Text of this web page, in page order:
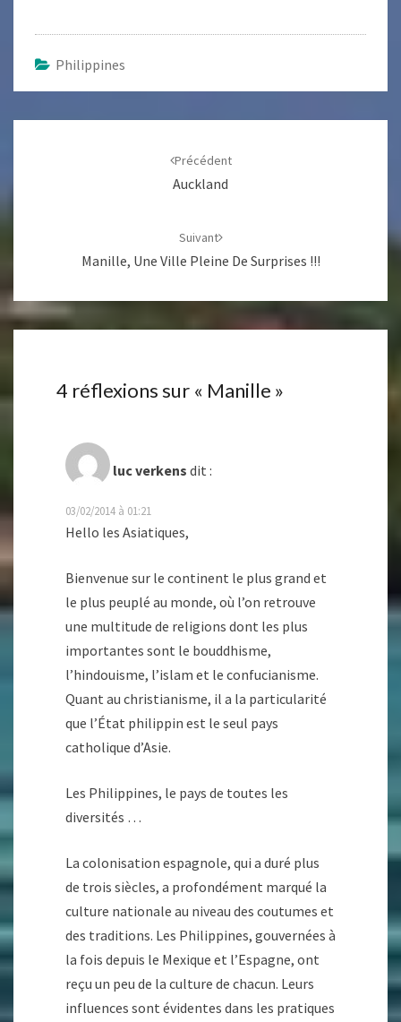
Philippines
Précédent
Auckland
Suivant
Manille, Une Ville Pleine De Surprises !!!
4 réflexions sur « Manille »
luc verkens dit :
03/02/2014 à 01:21
Hello les Asiatiques,
Bienvenue sur le continent le plus grand et
le plus peuplé au monde, où l’on retrouve
une multitude de religions dont les plus
importantes sont le bouddhisme,
l’hindouisme, l’islam et le confucianisme.
Quant au christianisme, il a la particularité
que l’État philippin est le seul pays
catholique d’Asie.
Les Philippines, le pays de toutes les
diversités …
La colonisation espagnole, qui a duré plus
de trois siècles, a profondément marqué la
culture nationale au niveau des coutumes et
des traditions. Les Philippines, gouvernées à
la fois depuis le Mexique et l’Espagne, ont
reçu un peu de la culture de chacun. Leurs
influences sont évidentes dans les pratiques